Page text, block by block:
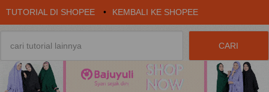
TUTORIAL DI SHOPEE • KEMBALI KE SHOPEE